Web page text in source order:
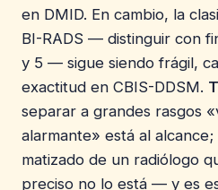
en DMID. En cambio, la
BI-RADS — distinguir con
y 5 — sigue siendo frágil,
exactitud en CBIS-DDSM.
separar a grandes rasgos
alarmante» está al
matizado de un radiólogo
preciso no lo está — y es